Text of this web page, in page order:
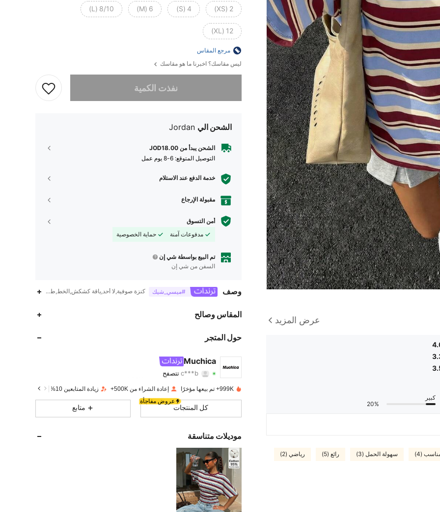
عرض المزيد
كبير
20%
(4) سهولة الحمل (3) رائع (5) رياضي (2)
2 (XS)
4 (S)
6 (M)
8/10 (L)
12 (XL)
مرجع المقاس
ليس مقاسك؟ اخبرنا ما هو مقاسك
نفذت الكمية
الشحن الي Jordan
الشحن يبدأ من JOD18.00
التوصيل المتوقع: 6-8 يوم عمل
خدمة الدفع عند الاستلام
مقبولة الإرجاع
أمن التسوق
مدفوعات آمنة
حماية الخصوصية
تم البيع بواسطة شي إن
السفن من شي إن
وصف #ميسي_شيك كنزة صوفية,لا أحد,ياقة كشكش,الخط,طباعة عشوائية
المقاس وصالح
حول المتجر
Muchica
c***bتتصفح
4.79 تقييم 3.8Kقطع
3.8K
337K
4.79
3.8K
337K
4.79
4.79
3.8K
4.79
3.8K
4.79
3.8K
999K+ تم بيعها مؤخرًا إعادة الشراء من 500K+
زيادة المتابعين 10%
عروض مفاجأة
كل المنتجات متابع
موديلات متناسقة